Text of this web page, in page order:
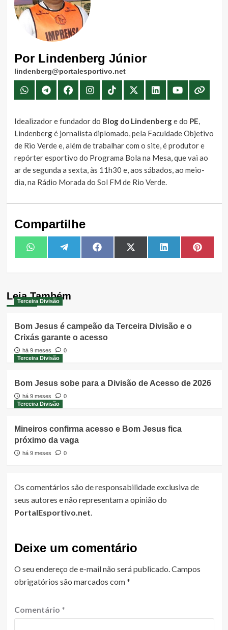
Por Lindenberg Júnior
lindenberg@portalesportivo.net
Idealizador e fundador do Blog do Lindenberge do PE,
Lindenberg é jornalista diplomado, pela Faculdade Objetivo
de Rio Verde e, além de trabalhar com o site, é produtor e
repórter esportivo do Programa Bola na Mesa, que vai ao
ar de segunda a sexta, às 11h30 e, aos sábados, ao meio-
dia, na Rádio Morada do Sol FM de Rio Verde.
Compartilhe
Share
on
WhatsAppShare
on
TelegramShare
on
FacebookShare
on
X
(Twitter)
Share
on
LinkedIn Share
on
Leia Também
Terceira Divisão
Bom Jesus é campeão da Terceira Divisão e o
Crixás garante o acesso
há 9 meses
0
Terceira Divisão
Bom Jesus sobe para a Divisão de Acesso de 2026
há 9 meses
0
Terceira Divisão
Mineiros confirma acesso e Bom Jesus fica
próximo da vaga
há 9 meses 0
Os comentários são de responsabilidade exclusiva de
seus autores e não representam a opinião do
PortalEsportivo.net
Deixe um comentário
O seu endereço de e-mail não será publicado. Campos
obrigatórios são marcados com*
Comentário *